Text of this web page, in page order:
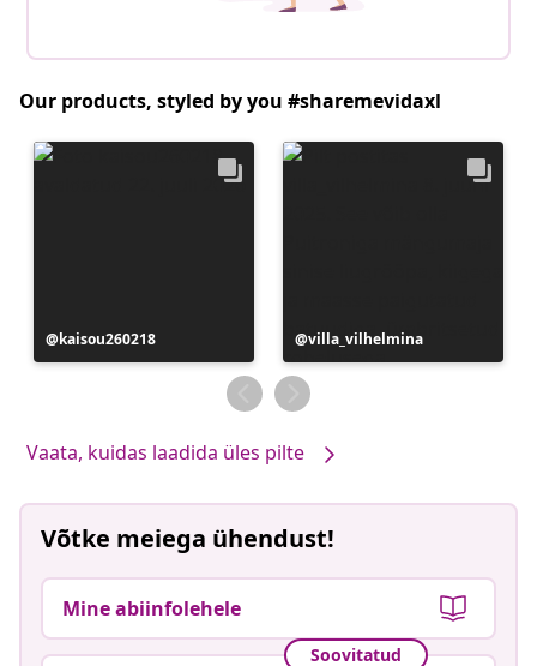
Our products, styled by you #sharemevidaxl
Postitus
avaldatud
kaisou260218
Postitus
avaldatud
villa_vilhelmina
Vaata, kuidas laadida üles pilte
Võtke meiega ühendust!
Mine abiinfolehele
Soovitatud